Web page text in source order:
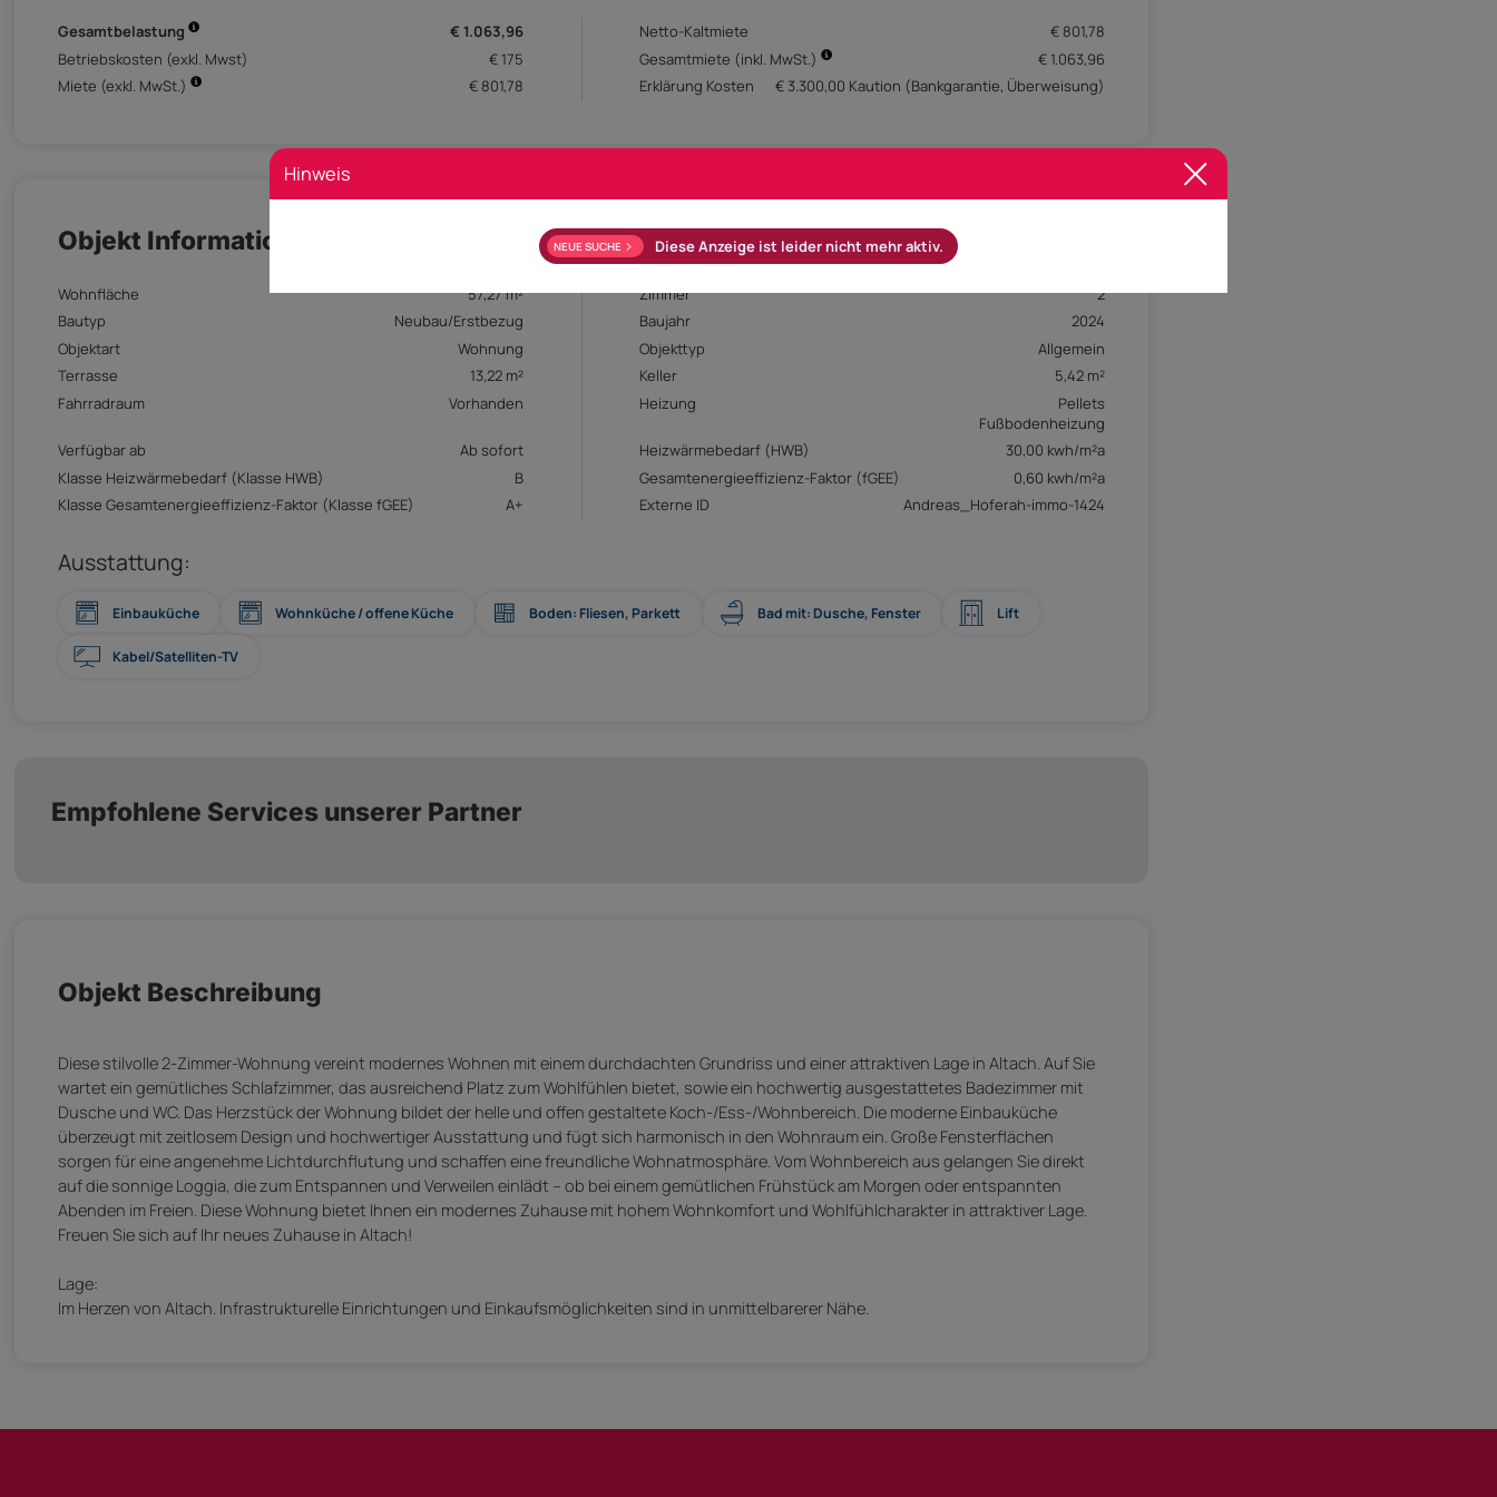
Gesamtbelastung € 1.063,96 Netto-Kaltmiete
€ 801,78
Betriebskosten (exkl. Mwst)
€ 175 Gesamtmiete (inkl. MwSt.)
€ 1.063,96
Miete (exkl. MwSt.)
€ 801,78 Erklärung Kosten € 3.300,00 Kaution (Bankgarantie, Überweisung)
Objekt Informationen
Wohnfläche 57,27 m² Zimmer
2
Bautyp
Neubau/Erstbezug Baujahr
2024
Objektart
Wohnung Objekttyp
Allgemein
Terrasse
13,22 m² Keller
5,42 m²
Fahrradraum
Vorhanden Heizung
Pellets
Fußbodenheizung
Verfügbar ab
Ab sofort Heizwärmebedarf (HWB)
30,00 kwh/m²a
Klasse Heizwärmebedarf (Klasse HWB)
B Gesamtenergieeffizienz-Faktor (fGEE)
0,60 kwh/m²a
Klasse Gesamtenergieeffizienz-Faktor (Klasse fGEE)
A+ Externe ID Andreas_Hoferah-immo-1424
Ausstattung:
Einbauküche Wohnküche / offene Küche Boden: Fliesen, Parkett Bad mit: Dusche, Fenster Lift
Kabel/Satelliten-TV
Empfohlene Services unserer Partner
Objekt Beschreibung
Diese stilvolle 2-Zimmer-Wohnung vereint modernes Wohnen mit einem durchdachten Grundriss und einer attraktiven Lage in Altach. Auf Sie
wartet ein gemütliches Schlafzimmer, das ausreichend Platz zum Wohlfühlen bietet, sowie ein hochwertig ausgestattetes Badezimmer mit
Dusche und WC. Das Herzstück der Wohnung bildet der helle und offen gestaltete Koch-/Ess-/Wohnbereich. Die moderne Einbauküche
überzeugt mit zeitlosem Design und hochwertiger Ausstattung und fügt sich harmonisch in den Wohnraum ein. Große Fensterflächen
sorgen für eine angenehme Lichtdurchflutung und schaffen eine freundliche Wohnatmosphäre. Vom Wohnbereich aus gelangen Sie direkt
auf die sonnige Loggia, die zum Entspannen und Verweilen einlädt – ob bei einem gemütlichen Frühstück am Morgen oder entspannten
Abenden im Freien. Diese Wohnung bietet Ihnen ein modernes Zuhause mit hohem Wohnkomfort und Wohlfühlcharakter in attraktiver Lage.
Freuen Sie sich auf Ihr neues Zuhause in Altach!
Lage:
Im Herzen von Altach. Infrastrukturelle Einrichtungen und Einkaufsmöglichkeiten sind in unmittelbarerer Nähe.
Hinweis
NEUE SUCHE Diese Anzeige ist leider nicht mehr aktiv.